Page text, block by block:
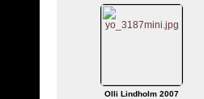
Olli Lindholm 2007